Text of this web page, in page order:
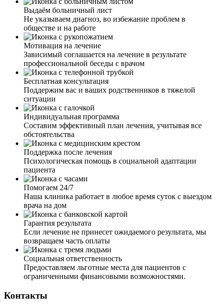
Сын не мог выйти из запоя. Каждый год сталкиваемся с
этой проблемой. Новогодние праздники, столько
выходных, и сын их все пропивает. Обратилась в вашу
службу по вызову нарколога на дом. Врач подробно
объяснил, какая программа лечения, какие препараты
подойдут моему сыну, исходя из его состояния.
Мгновенного улучшения мы и не ждали. Две недели
пить и за час встать на ноги, ну не возможно. После
первой процедуры улучшения были, но я решила и на
следующий день вызвать врача для повторной
установки капельницы и детоксикации организма.
Делал и витамины группы В. В общем, полное
очищение и восполнение недостающих
микроэлементов организму. Результатом оказанной
услуги довольна, врач компетентный, видно, что с
опытом работы. Благодарю.
Я вызвал нарколога на дом для своего сына. Сил
терпеть больше не было его ежедневные состояния
неадекватного человека. Приехал врач, оценил
физическое и психологическое состояние сына, измерил
давление, задал вопросы о том, что и в каком
количестве употреблено. Исходя из этого выбрал схему
детоксикации. После процедуры провел с сыном беседу
о наркомании. Теперь мы планируем поступать к вам на
курс лечения в РЦ. Вы наше спасение.
Выдаём больничный лист
Не указываем диагноз, во избежание проблем в
обществе и на работе
Мотивация на лечение
Зависимый соглашается на лечение в результате
профессиональной беседы с врачом
Бесплатная консультация
Поддержим вас и ваших родственников в тяжелой
ситуации
Индивидуальная программа
Составим эффективный план лечения, учитывая все
обстоятельства
Поддержка после лечения
Психологическая помощь в социальной адаптации
пациента
Помогаем 24/7
Наша клиника работает в любое время суток с выездом
врача на дом
Гарантия результата
Если лечение не принесет ожидаемого результата, мы
возвращаем часть оплаты
Социальная ответственность
Предоставляем льготные места для пациентов с
ограниченными финансовыми возможностями.
Контакты